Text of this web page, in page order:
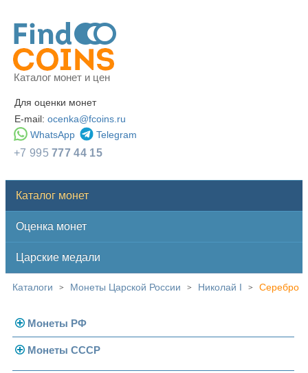
Каталог монет и цен
Для оценки монет
E-mail: ocenka@fcoins.ru
WhatsApp
Telegram
+7 995777 44 15
Каталог монет
Оценка монет
Царские медали
Каталоги > Монеты Царской России > Николай I > Серебро
Монеты РФ
Современная Россия
Монеты СССР